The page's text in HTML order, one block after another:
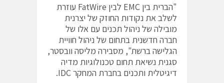
"הברית בין EMC לבין FatWire עוזרת
לשלב את נקודות החוזק של יצרנית
מובילה של ניהול תכנים עם אלו של
חברה חדשנית בתחום של ניהול חוויית
הגלישה ברשת", מסבירה מליסה וובסטר,
סגנית נשיאת תחום טכנולוגיות מדיה
דיגיטלית ותכנים בחברת המחקר IDC.